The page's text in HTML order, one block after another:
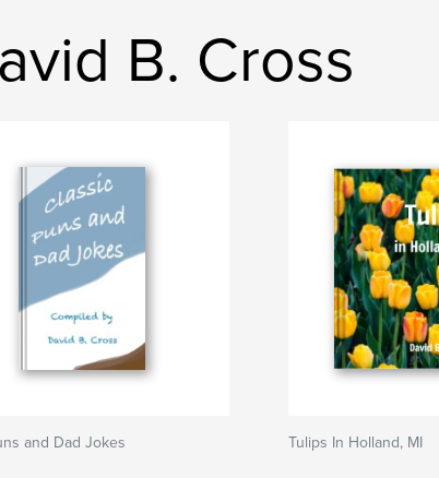
B. Cross
and Dad Jokes Tulips In Holland, MI